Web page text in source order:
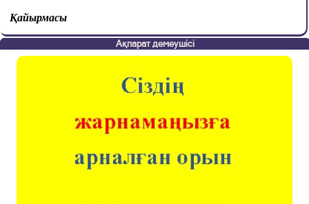
Қайырмасы
Ақпарат демеушісі